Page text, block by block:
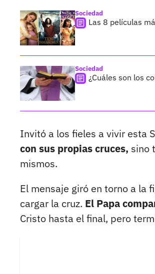
Sociedad
Las 8 películas
Sociedad
¿Cuáles son los
Invitó a los fieles a vivir esta
con sus propias cruces, sino
mismos.
El mensaje giró en torno a la
cargar la cruz. El Papa
Cristo hasta el final, pero